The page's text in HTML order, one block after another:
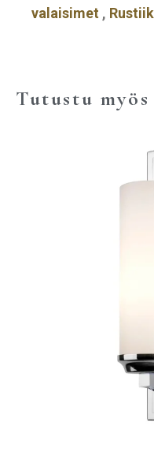
valaisimet ,
Tutustu myös